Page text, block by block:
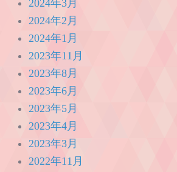
2024年3月
2024年2月
2024年1月
2023年11月
2023年8月
2023年6月
2023年5月
2023年4月
2023年3月
2022年11月